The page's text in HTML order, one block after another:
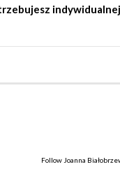
indywidualnej
Follow Joanna